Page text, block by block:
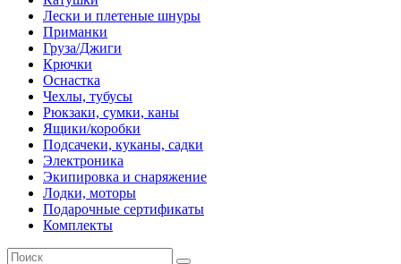
Лески и плетеные шнуры
Приманки
Груза/Джиги
Крючки
Оснастка
Чехлы, тубусы
Рюкзаки, сумки, каны
Ящики/коробки
Подсачеки, куканы, садки
Электроника
Экипировка и снаряжение
Лодки, моторы
Подарочные сертификаты
Комплекты